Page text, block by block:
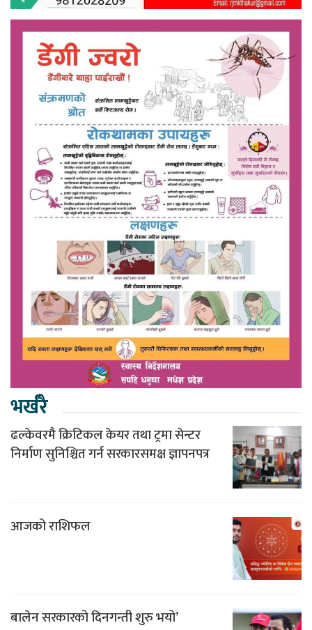
भर्खरै
ढल्केवरमै क्रिटिकल केयर तथा ट्रमा सेन्टर
निर्माण सुनिश्चित गर्न सरकारसमक्ष ज्ञापनपत्र
आजको राशिफल
बालेन सरकारको दिनगन्ती शुरु भयो’